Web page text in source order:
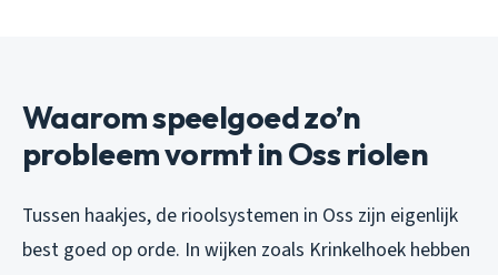
Waarom speelgoed zo’n
probleem vormt in Oss riolen
Tussen haakjes, de rioolsystemen in Oss zijn eigenlijk
best goed op orde. In wijken zoals Krinkelhoek hebben